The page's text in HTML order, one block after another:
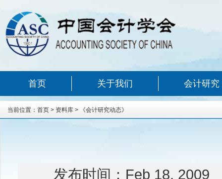
首页 关于我们 会计研究
当前位置： 首页 > 资料库 > 《会计研究动态》
发布时间： Feb 18, 2009